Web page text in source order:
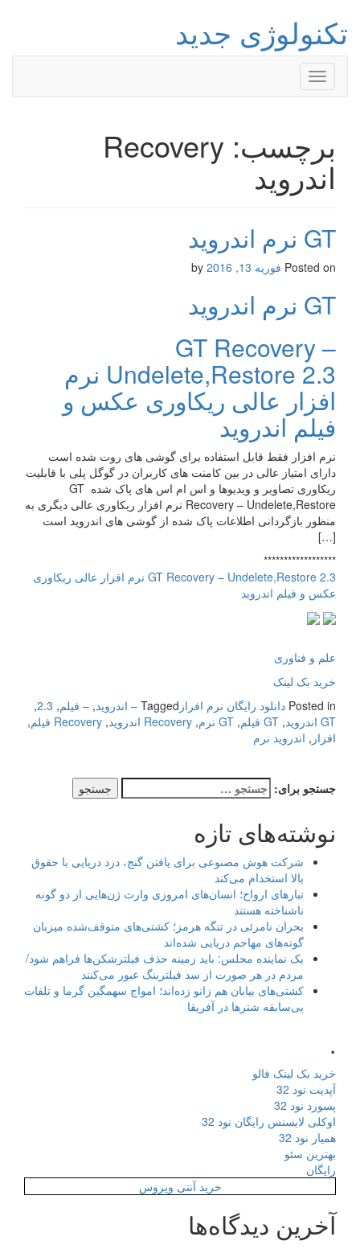
تکنولوژی جدید
Toggle
navigation
برچسب: Recovery
اندروید
GT نرم اندروید
Posted on فوریه 13, 2016
GT نرم اندروید
GT Recovery –
Undelete,Restore 2.3 نرم
افزار عالی ریکاوری عکس و
فیلم اندروید
نرم افزار فقط قابل استفاده برای گوشی های روت شده است
دارای امتیاز عالی در بین کامنت های کاربران در گوگل پلی با قابلیت
ریکاوری تصاویر و ویدیوها و اس ام اس های پاک شده GT
Recovery – Undelete,Restore نرم افزار ریکاوری عالی دیگری به
منظور بازگردانی اطلاعات پاک شده از گوشی های اندروید است
[…]
******************
GT Recovery – Undelete,Restore 2.3 نرم افزار عالی ریکاوری
عکس و فیلم اندروید
علم و فناوری
خرید بک لینک
Posted in دانلود رایگان نرم افراز Tagged – اندروید, – فیلم,
2.3
,
GT اندروید
, GT فیلم , GT نرم , Recovery اندروید , Recovery فیلم
,
افزار , اندروید نرم
جستجو برای:
نوشته‌های تازه
شرکت هوش مصنوعی برای یافتن گنج، دزد دریایی با حقوق
بالا استخدام می‌کند
تبارهای ارواح؛ انسان‌های امروزی وارث ژن‌هایی از دو گونه
ناشناخته هستند
بحران نامرئی در تنگه هرمز؛ کشتی‌های متوقف‌شده میزبان
گونه‌های مهاجم دریایی شده‌اند
یک نماینده مجلس: باید زمینه حذف فیلترشکن‌ها فراهم شود/
مردم در هر صورت از سد فیلترینگ عبور می‌کنند
کشتی‌های بیابان هم زانو زده‌اند؛ امواج سهمگین گرما و تلفات
بی‌سابقه شترها در آفریقا
.
خرید بک لینک فالو
آپدیت نود 32
پسورد نود 32
اوکلی لایسنس رایگان نود 32
همیار نود 32
بهترین سئو
رایگان
خرید آنتی ویروس
آخرین دیدگاه‌ها